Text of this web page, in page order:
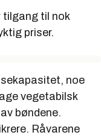
tilgang til nok
priser.
noe
vegetabilsk
bøndene.
Råvarene